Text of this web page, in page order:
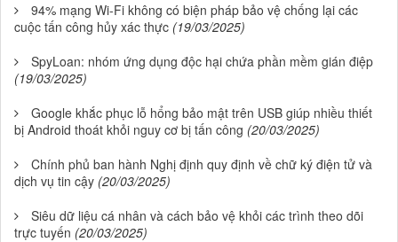
94% mạng Wi-Fi không có biện pháp bảo vệ chống lại các
cuộc tấn công hủy xác thực (19/03/2025)
SpyLoan: nhóm ứng dụng độc hại chứa phần mềm gián điệp
(19/03/2025)
Google khắc phục lỗ hổng bảo mật trên USB giúp nhiều thiết
bị Android thoát khỏi nguy cơ bị tấn công (20/03/2025)
Chính phủ ban hành Nghị định quy định về chữ ký điện tử và
dịch vụ tin cậy (20/03/2025)
Siêu dữ liệu cá nhân và cách bảo vệ khỏi các trình theo dõi
trực tuyến (20/03/2025)